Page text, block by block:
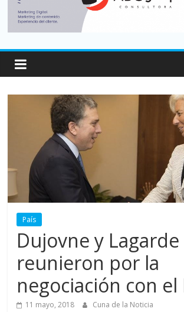
País
Dujovne y Lagarde
reunieron por la
negociación con el
11 mayo, 2018 Cuna de la Noticia